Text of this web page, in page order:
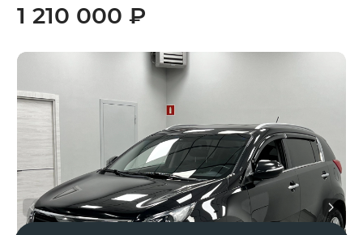
1 210 000 ₽